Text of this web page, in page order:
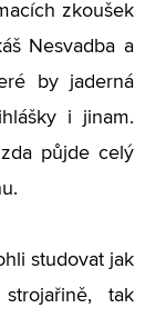
zkoušek
Nesvadba a
by jaderná
i jinam.
půjde celý
studovat jak
tak